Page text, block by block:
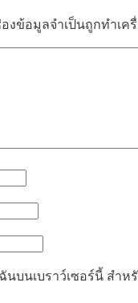
งข้อมูลจำเป็นถูกทำเค
บนเบราว์เซอร์นี้ สำห